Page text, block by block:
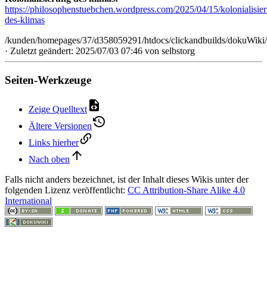
https://philosophenstuebchen.wordpress.com/2025/04/15/
des-klimas
/kunden/homepages/37/d358059291/htdocs/clickandbuilds/
· Zuletzt geändert: 2025/07/03 07:46 von selbstorg
Seiten-Werkzeuge
Zeige Quelltext
Ältere Versionen
Links hierher
Nach oben
Falls nicht anders bezeichnet, ist der Inhalt dieses Wikis unter der
folgenden Lizenz veröffentlicht: CC Attribution-Share Alike 4.0
International